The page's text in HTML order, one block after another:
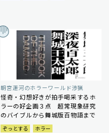
朝宮運河のホラーワールド渉猟
怪奇・幻想好きが拍手喝采するホ
ラーの好企画３点 超常現象研究
のバイブルから舞城版百物語まで
ぞっとする
ホラー